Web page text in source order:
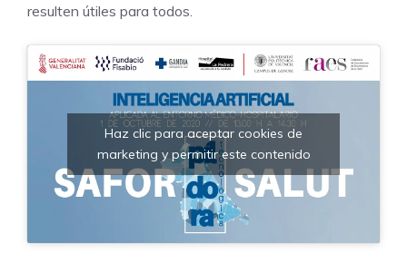
resulten útiles para todos.
Haz clic para aceptar cookies de
marketing y permitir este contenido